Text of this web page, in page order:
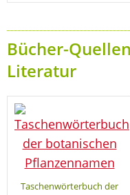
Bücher-
Literatur
Taschenwörterbuch der